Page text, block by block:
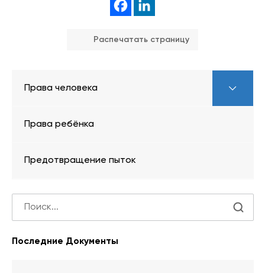
Распечатать страницу
Права человека
Права ребёнка
Предотвращение пыток
Последние Документы